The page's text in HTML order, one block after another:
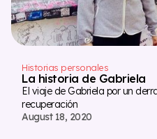
Historias personales
La historia de Gabriela
El viaje de Gabriela por un
recuperación
August 18, 2020